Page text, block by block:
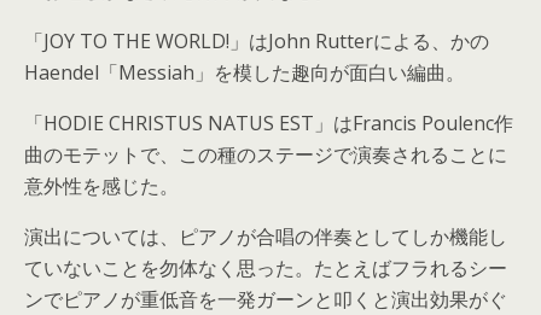
「JOY TO THE WORLD!」はJohn Rutterによる、かの
Haendel「Messiah」を模した趣向が面白い編曲。
「HODIE CHRISTUS NATUS EST」はFrancis Poulenc作
曲のモテットで、この種のステージで演奏されることに
意外性を感じた。
演出については、ピアノが合唱の伴奏としてしか機能し
ていないことを勿体なく思った。たとえばフラれるシー
ンでピアノが重低音を一発ガーンと叩くと演出効果がぐ